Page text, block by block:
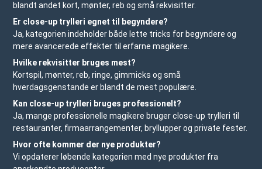
blandt andet kort, mønter, reb og små rekvisitter.
Er close-up trylleri egnet til begyndere?
Ja, kategorien indeholder både lette tricks for begyndere og
mere avancerede effekter til erfarne magikere.
Hvilke rekvisitter bruges mest?
Kortspil, mønter, reb, ringe, gimmicks og små
hverdagsgenstande er blandt de mest populære.
Kan close-up trylleri bruges professionelt?
Ja, mange professionelle magikere bruger close-up trylleri til
restauranter, firmaarrangementer, bryllupper og private fester.
Hvor ofte kommer der nye produkter?
Vi opdaterer løbende kategorien med nye produkter fra